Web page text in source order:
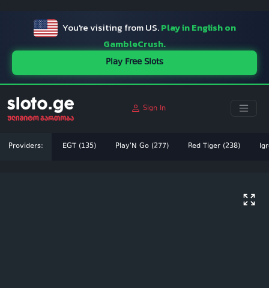
You're visiting from US.Play in English on
GambleCrush.
Play Free Slots
Sign In
Providers: EGT (135) Play'N Go (277) Red Tiger (238)